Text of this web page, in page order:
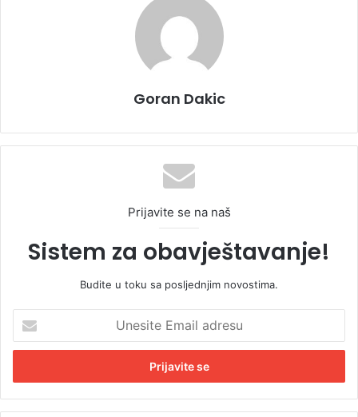
Goran Dakic
Prijavite se na naš
Sistem za obavještavanje!
Budite u toku sa posljednjim novostima.
e
i
t